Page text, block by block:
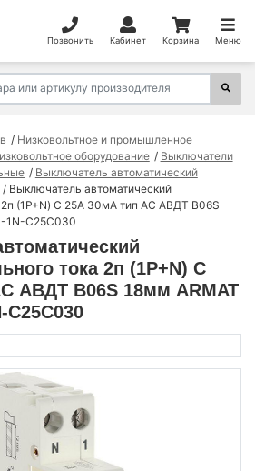
Позвонить Кабинет Корзина Меню
Низковольтное и промышленное
оборудование
Выключатели
Выключатель автоматический
Выключатель автоматический
(1P+N) C 25А 30мА тип AC АВДТ B06S
1N-C25C030
тока 2п (1P+N) C
АВДТ B06S 18мм ARMAT
C25C030